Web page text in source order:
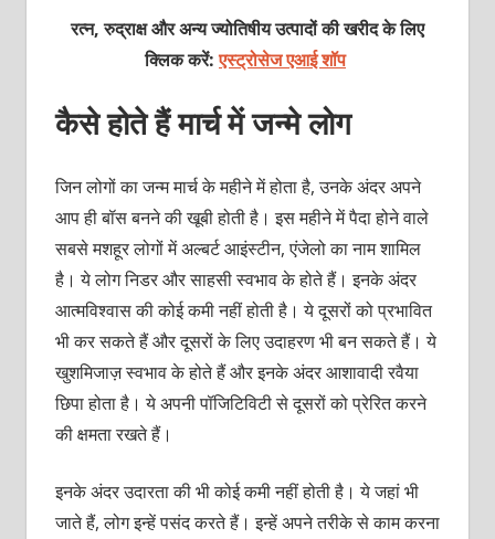
रत्न, रुद्राक्ष और अन्य ज्योतिषीय उत्पादों की खरीद के लिए
क्लिक करें:एस्ट्रोसेज एआई शॉप
कैसे होते हैं मार्च में जन्‍मे लोग
जिन लोगों का जन्‍म मार्च के महीने में होता है, उनके अंदर अपने
आप ही बॉस बनने की खूबी होती है। इस महीने में पैदा होने वाले
सबसे मशहूर लोगों में अल्‍बर्ट आइंस्‍टीन, एंजेलो का नाम शामिल
है। ये लोग निडर और साहसी स्‍वभाव के होते हैं। इनके अंदर
आत्‍मविश्‍वास की कोई कमी नहीं होती है। ये दूसरों को प्रभावित
भी कर सकते हैं और दूसरों के लिए उदाहरण भी बन सकते हैं। ये
खुशमिजाज़ स्‍वभाव के होते हैं और इनके अंदर आशावादी रवैया
छिपा होता है। ये अपनी पॉजिटिविटी से दूसरों को प्रेरित करने
की क्षमता रखते हैं।
इनके अंदर उदारता की भी कोई कमी नहीं होती है। ये जहां भी
जाते हैं, लोग इन्‍हें पसंद करते हैं। इन्‍हें अपने तरीके से काम करना